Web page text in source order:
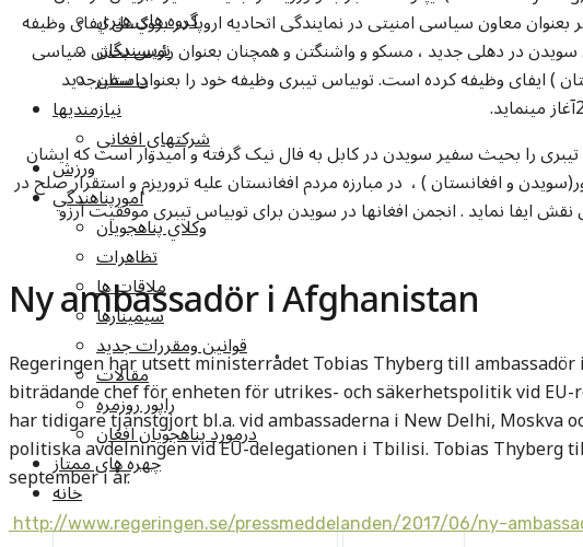
گروه هاي هنري
نويسندگان
داستان
نيازمنديها
شرکتهاي افغاني
ورزش
امورپناهندگي
وکلاي پناهجويان
تظاهرات
ملاقات ها
سيمينارها
قوانين ومقررات جديد
مقالات
راپور روزمره
درمورد پناهجويان افغان
چهره های ممتاز
خانه
Sök
معاون سیاسی امنیتی در نمایندگی اتحادیه اروپا در بروکسل ایفای وظیفه
سویدن در دهلی جدید ، مسکو و واشنگتن و همچنان بعنوان رئیس بخش سیاسی
) ایفای وظیفه کرده است. توبیاس تیبری وظیفه خود را بعنوان سفیرجدید
را بحیث سفیر سویدن در کابل به فال نیک گرفته و امیدوار است که ایشان
و افغانستان ) ، در مبارزه مردم افغانستان علیه تروریزم و استقرار صلح در
ایفا نماید . انجمن افغانها در سویدن برای توبیاس تیبری موفقیت آرزو
Ny ambassadör i Afghanistan
Regeringen har utsett ministerrådet Tobias Thyberg till
biträdande chef för enheten för utrikes- och säkerhetspolitik vid
har tidigare tjänstgjort bl.a. vid ambassaderna i New Delhi, Moskva
politiska avdelningen vid EU-delegationen i Tbilisi. Tobias Thyberg
september i år.
http://www.regeringen.se/pressmeddelanden/2017/06/ny-